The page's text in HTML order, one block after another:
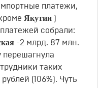
платежи,
Якутии )
собрали:
-2 млрд. 87 млн.
перешагнула
таких
(106%). Чуть